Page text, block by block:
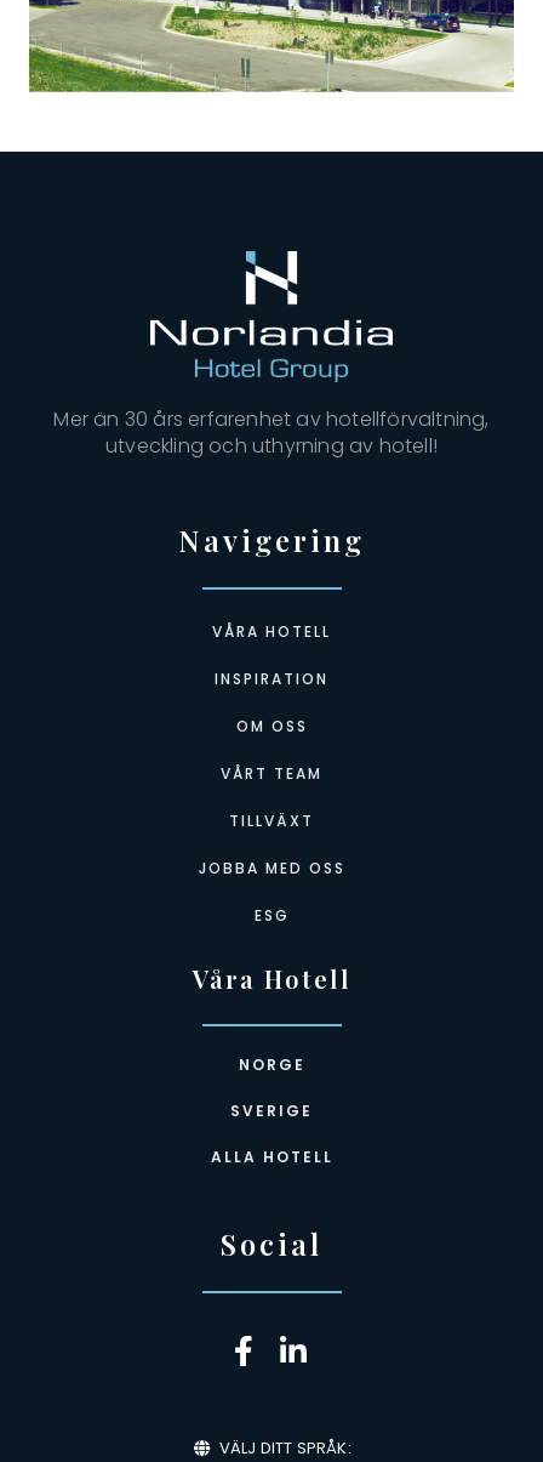
Mer än 30 års erfarenhet av hotellförvaltning,
utveckling och uthyrning av hotell!
Navigering
VÅRA HOTELL
INSPIRATION
OM OSS
VÅRT TEAM
TILLVÄXT
JOBBA MED OSS
ESG
Våra Hotell
NORGE
SVERIGE
ALLA HOTELL
Social
VÄLJ DITT SPRÅK: